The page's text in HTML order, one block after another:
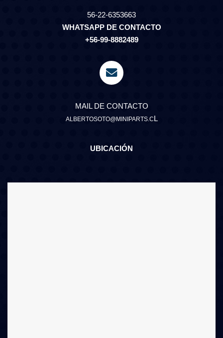
56-22-6353663
WHATSAPP DE CONTACTO
+56-99-8882489
MAIL DE CONTACTO
ALBERTOSOTO@MINIPARTS.CL
UBICACIÓN